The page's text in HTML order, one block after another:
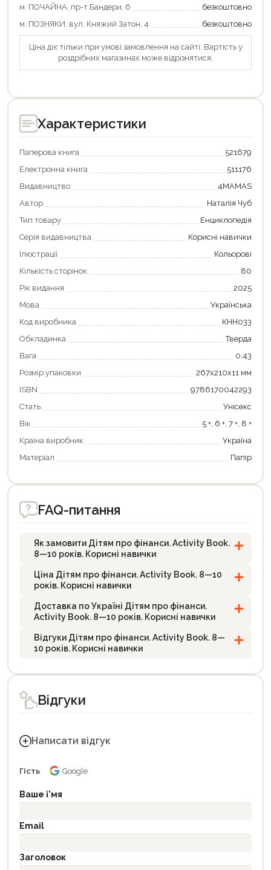
м. ПОЧАЙНА, пр-т Бандери, 6
безкоштовно
м. ПОЗНЯКИ, вул. Княжий Затон, 4
безкоштовно
Ціна діє тільки при умові замовлення на сайті. Вартість у
роздрібних магазинах може відрізнятися.
Характеристики
Паперова книга
521679
Електронна книга
511176
Видавництво
4MAMAS
Автор
Наталія Чуб
Тип товару
Енциклопедія
Серія видавництва
Корисні навички
Ілюстрації
Кольорові
Кількість сторінок
80
Рік видання
2025
Мова
Українська
Код виробника
КНН033
Обкладинка
Тверда
Вага
0.43
Розмір упаковки
267x210x11 мм
ISBN
9786170042293
Стать
Унісекс
Вік
5 +, 6 +, 7 +, 8 +
Країна виробник
Україна
Матеріал
Папір
FAQ-питання
Як замовити Дітям про фінанси. Activity Book.
8—10 років. Корисні навички
Ціна Дітям про фінанси. Activity Book. 8—10
років. Корисні навички
Доставка по Україні Дітям про фінанси.
Activity Book. 8—10 років. Корисні навички
Відгуки Дітям про фінанси. Activity Book. 8—
10 років. Корисні навички
Відгуки
Написати відгук
Гість Google
Ваше і'мя
Email
Заголовок
Продовжити покупки
Оформити замовлення